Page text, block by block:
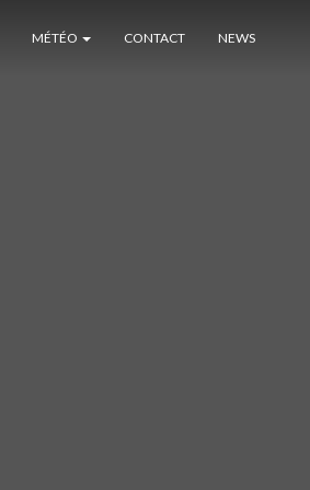
MÉTÉO CONTACT NEWS